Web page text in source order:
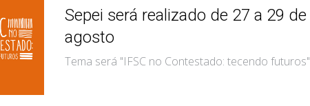
Sepei será realizado de 27 a 29 de
agosto
Tema será "IFSC no Contestado: tecendo futuros"